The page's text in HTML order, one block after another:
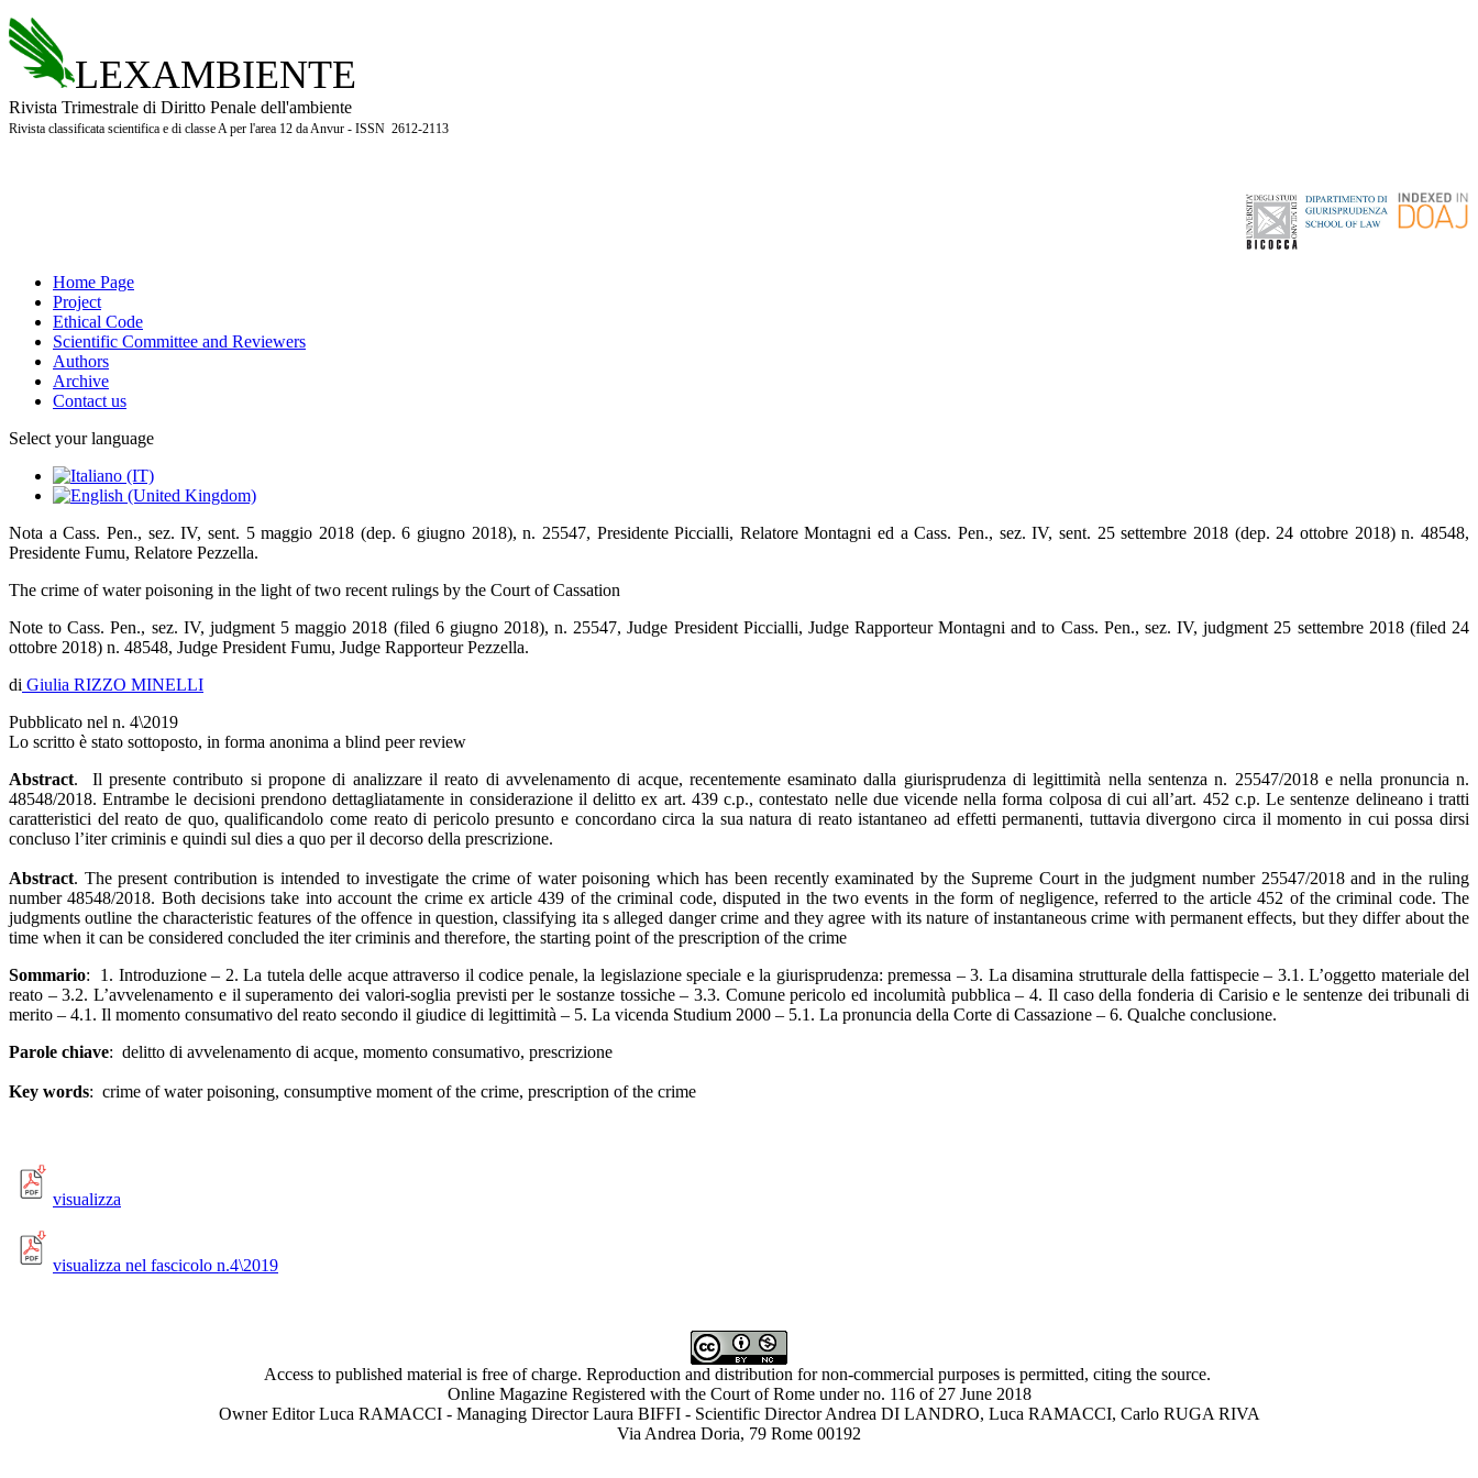
LEXAMBIENTE
Rivista Trimestrale di Diritto Penale dell'ambiente
Rivista classificata scientifica e di classe A per l'area 12 da Anvur - ISSN 2612-2113
Home Page
Project
Ethical Code
Scientific Committee and Reviewers
Authors
Archive
Contact us
Select your language
Nota a Cass. Pen., sez. IV, sent. 5 maggio 2018 (dep. 6 giugno 2018), n. 25547, Presidente Piccialli, Relatore Montagni ed a Cass. Pen., sez. IV, sent. 25 settembre 2018 (dep. 24 ottobre 2018) n. 48548,
Presidente Fumu, Relatore Pezzella.
The crime of water poisoning in the light of two recent rulings by the Court of Cassation
Note to Cass. Pen., sez. IV, judgment 5 maggio 2018 (filed 6 giugno 2018), n. 25547, Judge President Piccialli, Judge Rapporteur Montagni and to Cass. Pen., sez. IV, judgment 25 settembre 2018 (filed 24
ottobre 2018) n. 48548, Judge President Fumu, Judge Rapporteur Pezzella.
di Giulia RIZZO MINELLI
Pubblicato nel n. 4\2019
Lo scritto è stato sottoposto, in forma anonima a blind peer review
Abstract. Il presente contributo si propone di analizzare il reato di avvelenamento di acque, recentemente esaminato dalla giurisprudenza di legittimità nella sentenza n. 25547/2018 e nella pronuncia n.
48548/2018. Entrambe le decisioni prendono dettagliatamente in considerazione il delitto ex art. 439 c.p., contestato nelle due vicende nella forma colposa di cui all’art. 452 c.p. Le sentenze delineano i tratti
caratteristici del reato de quo, qualificandolo come reato di pericolo presunto e concordano circa la sua natura di reato istantaneo ad effetti permanenti, tuttavia divergono circa il momento in cui possa dirsi
concluso l’iter criminis e quindi sul dies a quo per il decorso della prescrizione.
Abstract. The present contribution is intended to investigate the crime of water poisoning which has been recently examinated by the Supreme Court in the judgment number 25547/2018 and in the ruling
number 48548/2018. Both decisions take into account the crime ex article 439 of the criminal code, disputed in the two events in the form of negligence, referred to the article 452 of the criminal code. The
judgments outline the characteristic features of the offence in question, classifying ita s alleged danger crime and they agree with its nature of instantaneous crime with permanent effects, but they differ about the
time when it can be considered concluded the iter criminis and therefore, the starting point of the prescription of the crime
Sommario: 1. Introduzione – 2. La tutela delle acque attraverso il codice penale, la legislazione speciale e la giurisprudenza: premessa – 3. La disamina strutturale della fattispecie – 3.1. L’oggetto materiale del
reato – 3.2. L’avvelenamento e il superamento dei valori-soglia previsti per le sostanze tossiche – 3.3. Comune pericolo ed incolumità pubblica – 4. Il caso della fonderia di Carisio e le sentenze dei tribunali di
merito – 4.1. Il momento consumativo del reato secondo il giudice di legittimità – 5. La vicenda Studium 2000 – 5.1. La pronuncia della Corte di Cassazione – 6. Qualche conclusione.
Parole chiave: delitto di avvelenamento di acque, momento consumativo, prescrizione
Key words: crime of water poisoning, consumptive moment of the crime, prescription of the crime
visualizza
visualizza nel fascicolo n.4\2019
Access to published material is free of charge. Reproduction and distribution for non-commercial purposes is permitted, citing the source.
Online Magazine Registered with the Court of Rome under no. 116 of 27 June 2018
Owner Editor Luca RAMACCI - Managing Director Laura BIFFI - Scientific Director Andrea DI LANDRO, Luca RAMACCI, Carlo RUGA RIVA
Via Andrea Doria, 79 Rome 00192